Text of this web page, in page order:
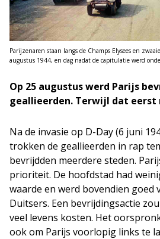
Parijzenaren staan langs de Champs Elysees en
augustus 1944, en dag nadat de capitulatie werd
Op 25 augustus werd Parijs
geallieerden. Terwijl dat eerst
Na de invasie op D-Day (6 juni
trokken de geallieerden in rap
bevrijdden meerdere steden.
prioriteit. De hoofdstad had
waarde en werd bovendien goed
Duitsers. Een bevrijdingsactie
veel levens kosten. Het
ook om Parijs voorlopig links te